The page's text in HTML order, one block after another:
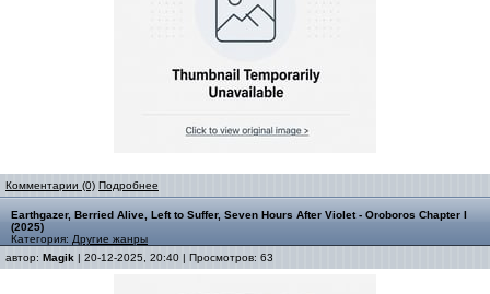
Комментарии (0) Подробнее
Earthgazer, Berried Alive, Left to Suffer, Seven Hours After Violet - Oroboros Chapter I
(2025)
Категория: Другие жанры
автор: Magik | 20-12-2025, 20:40 | Просмотров: 63